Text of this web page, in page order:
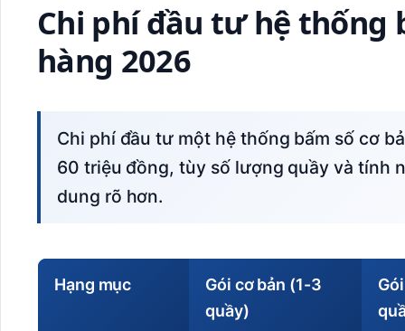
Chi phí đầu tư hệ thống
hàng 2026
Chi phí đầu tư một hệ thống bấm số cơ bản cho chi nhánh ngân hàng dao động từ 25-
60 triệu đồng, tùy số lượng quầy và tính
dung rõ hơn.
Hạng mục
Gói cơ bản (1-3
quầy)